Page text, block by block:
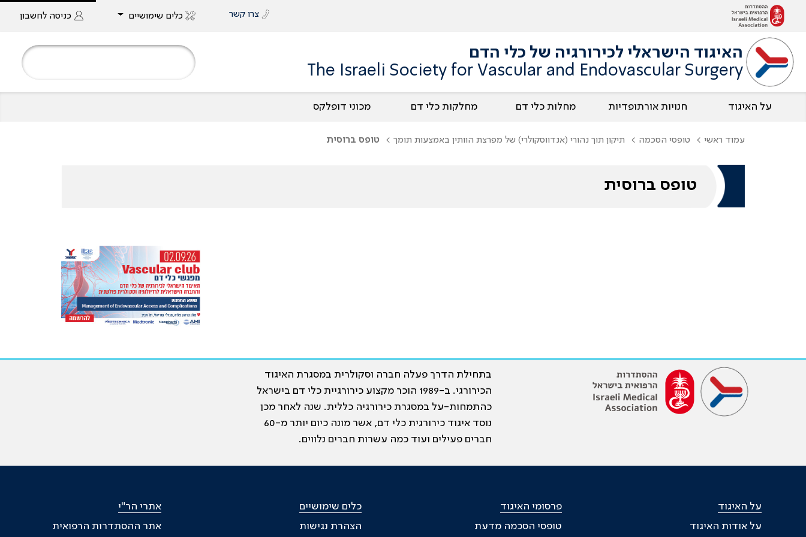
צרו קשר כלים שימושיים כניסה לחשבון
האיגוד הישראלי לכירורגיה של כלי הדם
The Israeli Society for Vascular and Endovascular Surgery
על האיגוד חנויות אורתופדיות מחלות כלי דם מחלקות כלי דם מכוני דופלקס
עמוד ראשי טופסי הסכמה תיקון תוך נהורי (אנדווסקולרי) של מפרצת הוותין באמצעות תומך טופס ברוסית
טופס ברוסית
בתחילת הדרך פעלה חברה וסקולרית במסגרת האיגוד
הכירורגי. ב-1989 הוכר מקצוע כירורגיית כלי דם בישראל
כהתמחות-על במסגרת כירורגיה כללית. שנה לאחר מכן
נוסד איגוד כירורגית כלי דם, אשר מונה כיום יותר מ-60
חברים פעילים ועוד כמה עשרות חברים נלווים.
על האיגוד
על אודות האיגוד
פרסומי האיגוד
טופסי הסכמה מדעת
כלים שימושיים
הצהרת נגישות
אתרי הר"י
אתר ההסתדרות הרפואית